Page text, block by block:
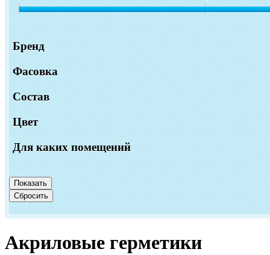
Бренд
Фасовка
Состав
Цвет
Для каких помещений
Акриловые герметики